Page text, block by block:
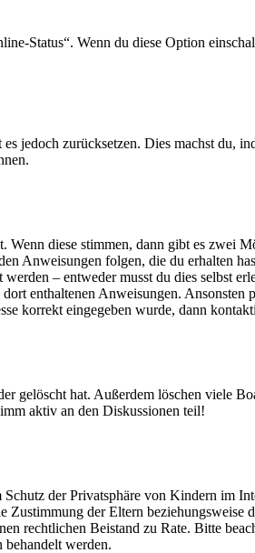
Status“. Wenn du diese Option
jedoch zurücksetzen. Dies machst du,
Wenn diese stimmen, dann gibt es zwei
Anweisungen folgen, die du erhalten
– entweder musst du dies selbst
enthaltenen Anweisungen.
korrekt eingegeben wurde, dann
gelöscht hat. Außerdem löschen viele
aktiv an den Diskussionen teil!
der Privatsphäre von Kindern im
der Eltern beziehungsweise
rechtlichen Beistand zu Rate. Bitte
werden.